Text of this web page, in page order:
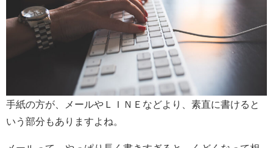
手紙の方が、メールやＬＩＮＥなどより、素直に書けると
いう部分もありますよね。